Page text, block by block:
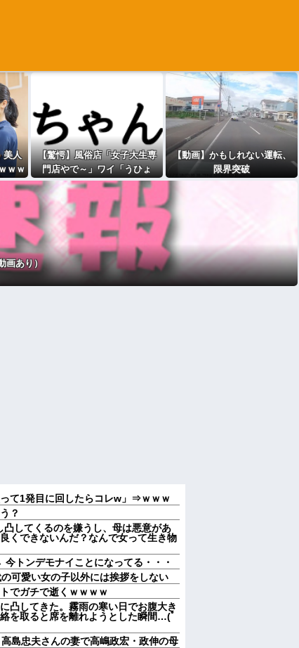
美人
ｗｗ
【驚愕】風俗店「女子大生専
門店やで～」ワイ「うひょ
～」→wwww
【動画】かもしれない運転、
限界突破
画あり）
て1発目に回したらコレw」⇒ｗｗｗ
？
してくるのを嫌うし、母は悪意があ
くできないんだ？なんで女って生き物
トンデモナイことになってる・・・
可愛い女の子以外には挨拶をしない
でガチで逝くｗｗｗｗ
凸してきた。霧雨の寒い日でお腹大き
を取ると席を離れようとした瞬間…(ﾟ
島忠夫さんの妻で高嶋政宏・政伸の母